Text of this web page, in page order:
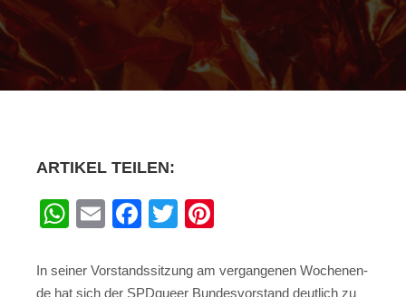
ARTI­KEL TEILEN:
WhatsApp
EmailFacebook
Twitter
In sei­ner Vor­stands­sit­zung am ver­gan­ge­nen Wochen­en­
de hat sich der SPDque­er Bun­des­vor­stand deut­lich zu